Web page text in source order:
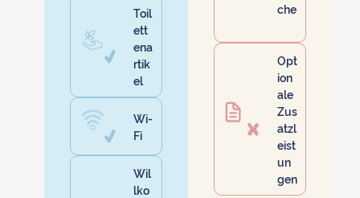
Toil
ett
ena
rtik
el
Wi-
Fi
Wil
lko
che
Opt
ion
ale
Zus
atzl
eist
un
gen